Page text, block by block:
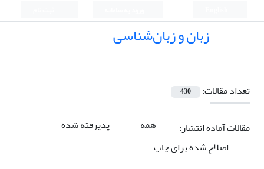
زبان و زبان‌شناسی
تعداد مقالات: 430
مقالات آماده انتشار: همه
پذیرفته شده
اصلاح شده برای چاپ